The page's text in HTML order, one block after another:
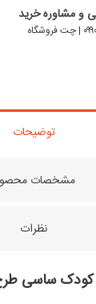
و مشاوره خرید
توضیحات
مشخصات
نظرات
کودک ساسی